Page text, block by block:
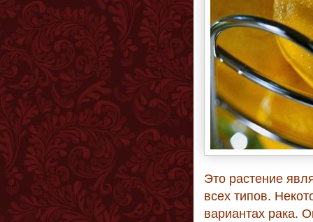
Это растение
всех типов.
вариантах рака.